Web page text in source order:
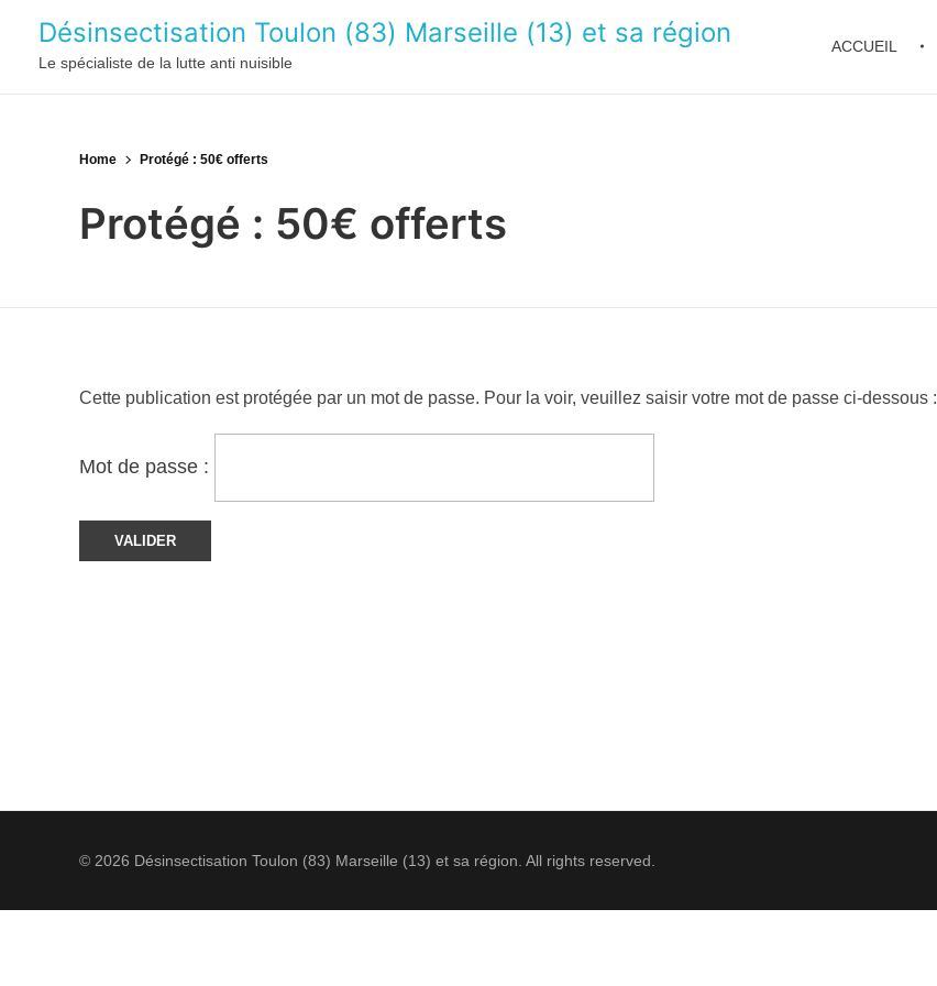
Désinsectisation Toulon (83) Marseille (13) et sa région
Le spécialiste de la lutte anti nuisible
ACCUEIL
Home Protégé : 50€ offerts
Protégé : 50€ offerts
Cette publication est protégée par un mot de passe. Pour la voir, veuillez saisir votre mot de passe ci-dessous :
Mot de passe :
© 2026 Désinsectisation Toulon (83) Marseille (13) et sa région. All rights reserved.